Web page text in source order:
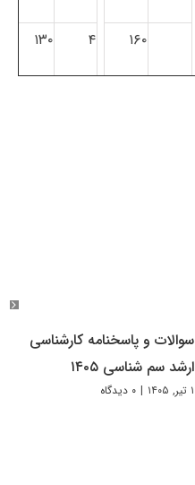
۱۶۰ ۴ ۱۳۰
سوالات و پاسخنامه کارشناسی
ارشد سم شناسی ۱۴۰۵
۱ تیر, ۱۴۰۵ | ۰ دیدگاه